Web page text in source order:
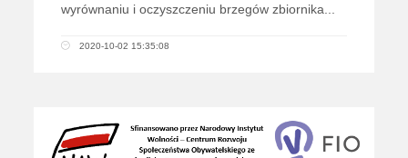
wyrównaniu i oczyszczeniu brzegów zbiornika...
2020-10-02 15:35:08